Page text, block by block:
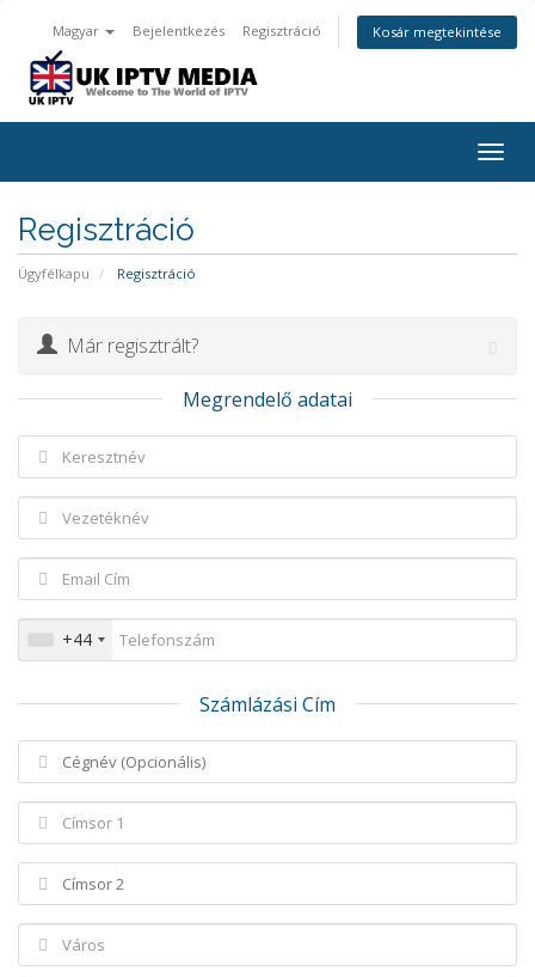
Magyar Bejelentkezés Regisztráció Kosár megtekintése
Regisztráció
Ügyfélkapu Regisztráció
Már regisztrált?
Megrendelő adatai
+44
Számlázási Cím